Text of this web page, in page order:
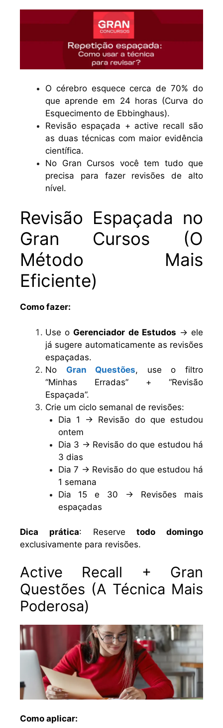
O cérebro esquece cerca de 70% do
que aprende em 24 horas (Curva do
Esquecimento de Ebbinghaus).
Revisão espaçada + active recall são
as duas técnicas com maior evidência
científica.
No Gran Cursos você tem tudo que
precisa para fazer revisões de alto
nível.
Revisão Espaçada no
Gran Cursos (O
Método Mais
Eficiente)
Como fazer:
Use oGerenciador de Estudos → ele
já sugere automaticamente as revisões
espaçadas.
No Gran Questões, use o filtro
“Minhas Erradas” + “Revisão
Espaçada”.
Crie um ciclo semanal de revisões:
Dia 1 → Revisão do que estudou
ontem
Dia 3 → Revisão do que estudou há
3 dias
Dia 7 → Revisão do que estudou há
1 semana
Dia 15 e 30 → Revisões mais
espaçadas
Dica prática: Reservetodo domingo
exclusivamente para revisões.
Active Recall + Gran
Questões (A Técnica Mais
Poderosa)
Como aplicar: